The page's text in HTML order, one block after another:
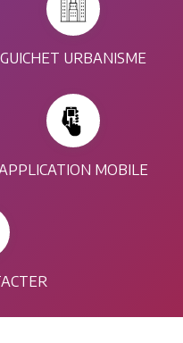
GUICHET URBANISME
MOBILE